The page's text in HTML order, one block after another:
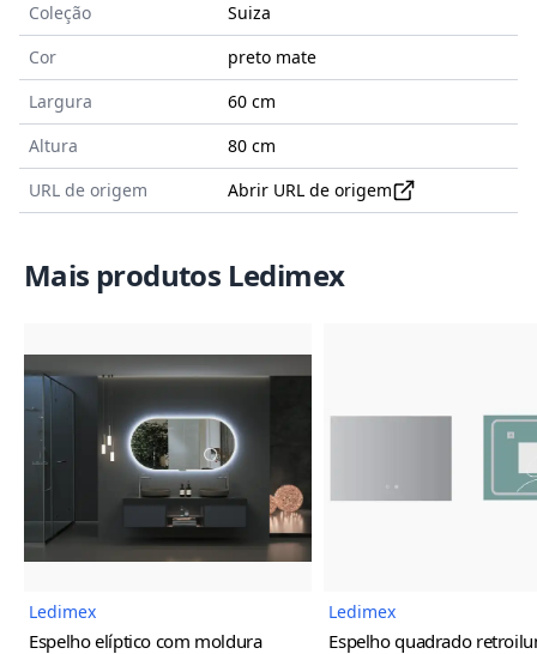
Coleção
Suiza
Cor
preto mate
Largura
60 cm
Altura
80 cm
URL de origem
Abrir URL de origem
Mais produtos Ledimex
Imagem do Produto
Ledimex
Espelho elíptico com moldura
Ledimex
Espelho quadrado